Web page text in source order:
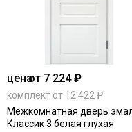
ценаот 7 224 ₽
комплект от 12 422 ₽
Межкомнатная дверь
Классик 3 белая глухая